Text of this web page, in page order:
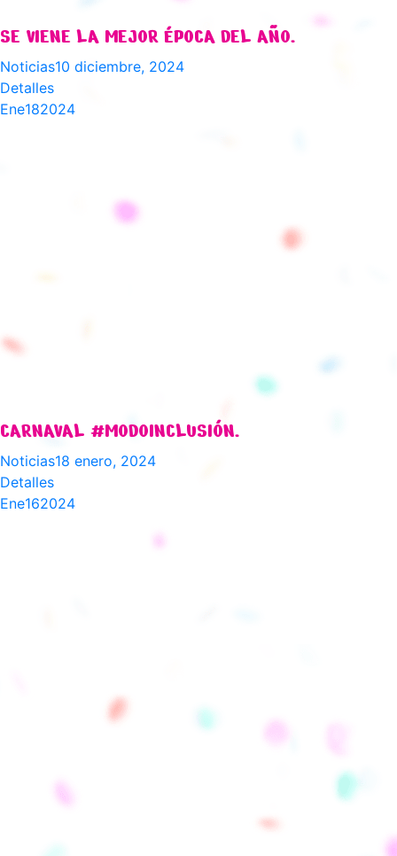
SE VIENE LA MEJOR ÉPOCA DEL AÑO.
Noticias10 diciembre, 2024
Detalles
Ene182024
CARNAVAL #MODOINCLUSIÓN.
Noticias18 enero, 2024
Detalles
Ene162024